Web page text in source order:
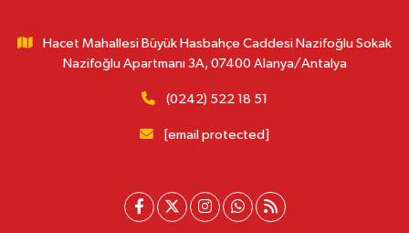
Hacet Mahallesi Büyük Hasbahçe Caddesi Nazifoğlu Sokak
Nazifoğlu Apartmanı 3A, 07400 Alanya/Antalya
(0242) 522 18 51
[email protected]